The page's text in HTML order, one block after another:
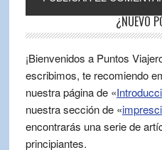
¿NUEVO
¡Bienvenidos a Puntos
escribimos, te recomiendo
nuestra página de «
nuestra sección de «
encontrarás una serie de
principiantes.